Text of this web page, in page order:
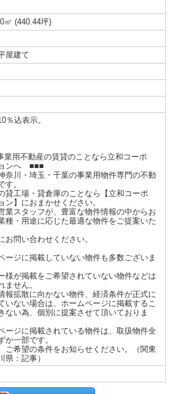
㎡ (440.44坪)
屋建て
％込表示。
用不動産の賃貸のことなら立和コーポ
ンへ ■■■
奈川・埼玉・千葉の事業用物件専門の不動
す。
貸工場・貸倉庫のことなら【立和コーポ
ン】におまかせください。
業スタッフが、豊富な物件情報の中からお
種・用途に応じた最適な物件をご提案いた
お問い合わせください。
ージに掲載していない物件も多数ございま
様が掲載をご希望されていない物件などは
ません。
報拡散に向かない物件、経済条件が正式に
いない場合は、ホームページに掲載するこ
ない為、個別に提案させて頂いておりま
ージに掲載されている物件は、取扱物件全
か一部です。
ご希望の条件をお知らせください。（関東
県：記事）